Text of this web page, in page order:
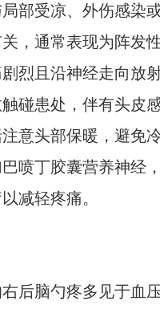
部受凉、外伤感染
，通常表现为阵发
烈且沿神经走向放
碰患处，伴有头皮感
意头部保暖，避免
喷丁胶囊营养神经
减轻疼痛。
后脑勺疼多见于血